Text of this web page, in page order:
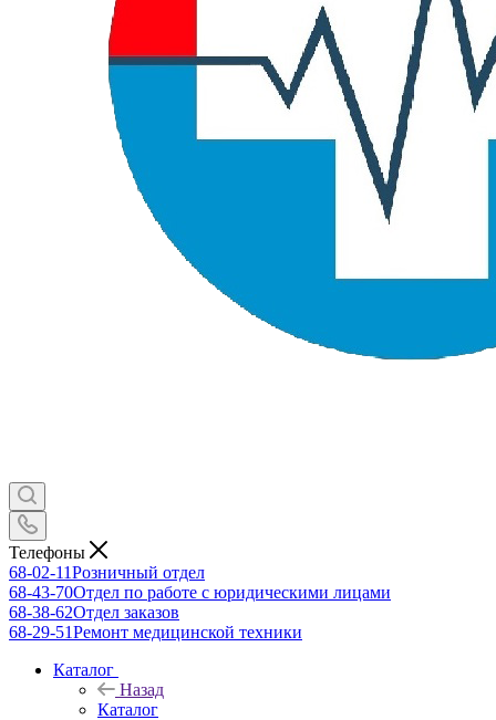
Телефоны
68-02-11Розничный отдел
68-43-70Отдел по работе с юридическими лицами
68-38-62Отдел заказов
68-29-51Ремонт медицинской техники
Каталог
Назад
Каталог